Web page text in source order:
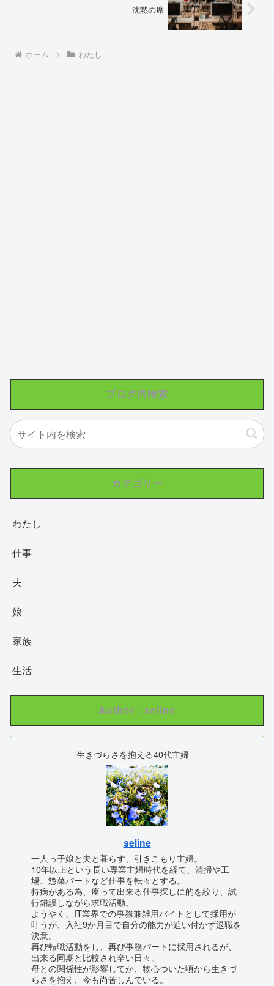
沈黙の席
ホーム わたし
ブログ内検索
カテゴリー
わたし
仕事
夫
娘
家族
生活
Author : seline
生きづらさを抱える40代主婦
seline
一人っ子娘と夫と暮らす、引きこもり主婦。
10年以上という長い専業主婦時代を経て、清掃や工
場、惣菜パートなど仕事を転々とする。
持病がある為、座って出来る仕事探しに的を絞り、試
行錯誤しながら求職活動。
ようやく、IT業界での事務兼雑用バイトとして採用が
叶うが、入社9か月目で自分の能力が追い付かず退職を
決意。
再び転職活動をし、再び事務パートに採用されるが、
出来る同期と比較され辛い日々。
母との関係性が影響してか、物心ついた頃から生きづ
らさを抱え、今も尚苦しんでいる。